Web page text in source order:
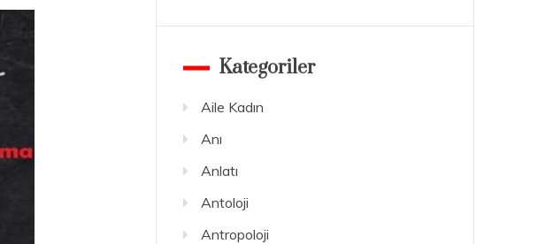
Kategoriler
Aile Kadın
Anı
Anlatı
Antoloji
Antropoloji